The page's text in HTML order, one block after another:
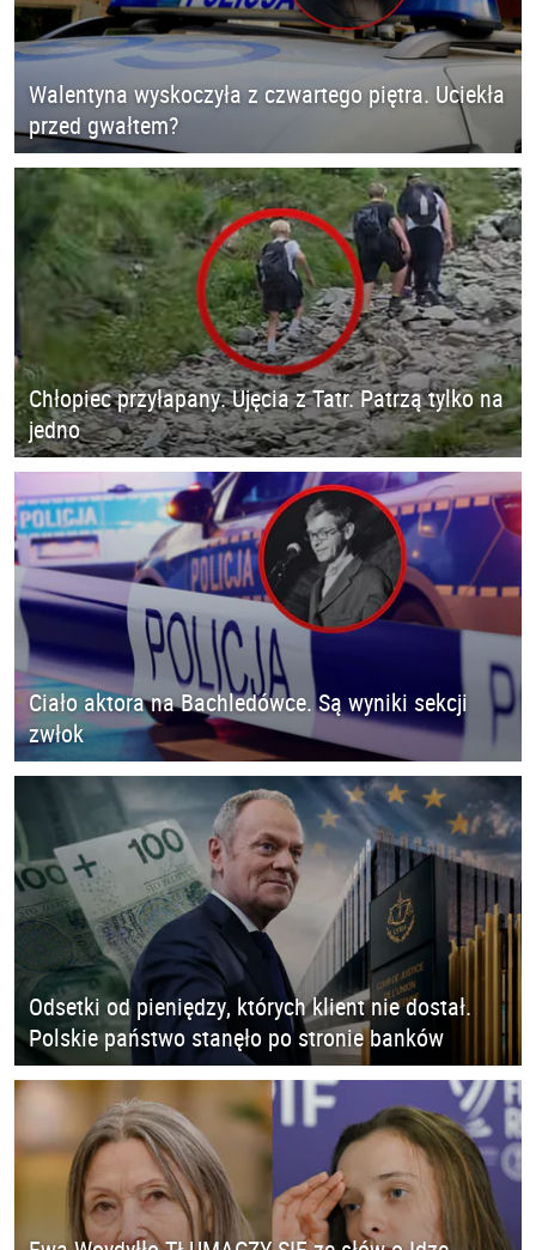
Walentyna wyskoczyła z czwartego piętra. Uciekła
przed gwałtem?
Chłopiec przyłapany. Ujęcia z Tatr. Patrzą tylko na
jedno
Ciało aktora na Bachledówce. Są wyniki sekcji
zwłok
Odsetki od pieniędzy, których klient nie dostał.
Polskie państwo stanęło po stronie banków